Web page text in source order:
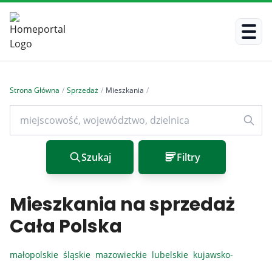
Strona Główna / Sprzedaż / Mieszkania /
Szukaj Filtry
Mieszkania na sprzedaż
Cała Polska
małopolskie śląskie mazowieckie lubelskie kujawsko-